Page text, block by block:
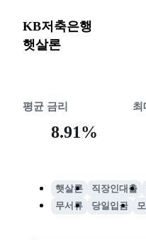
KB저축은행
햇살론
평균 금리
8.91%
최
햇살론 직장인대출
무서류
당일입금